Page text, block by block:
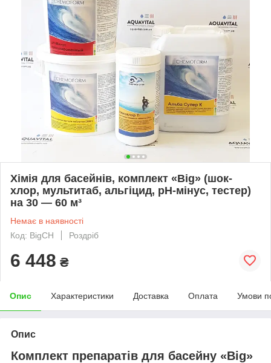
Хімія для басейнів, комплект «Big» (шок-
хлор, мультитаб, альгіцид, pH-мінус, тестер)
на 30 — 60 м³
Немає в наявності
Код: BigCH
Роздріб
6 448 ₴
Опис Характеристики Доставка Оплата Умови
Опис
Комплект препаратів для басейну «Big»